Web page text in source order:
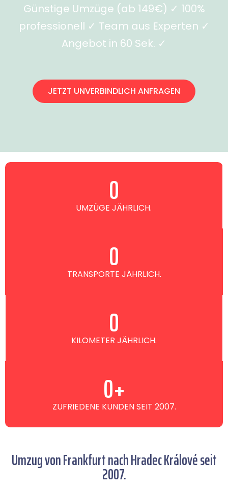
Günstige Umzüge (ab 149€) ✓ 100%
professionell ✓ Team aus Experten ✓
Angebot in 60 Sek. ✓
JETZT UNVERBINDLICH ANFRAGEN
UMZÜGE JÄHRLICH.
0
TRANSPORTE JÄHRLICH.
0
KILOMETER JÄHRLICH.
0
ZUFRIEDENE KUNDEN SEIT 2007.
0+
Umzug von Frankfurt nach Hradec Králové seit
2007.